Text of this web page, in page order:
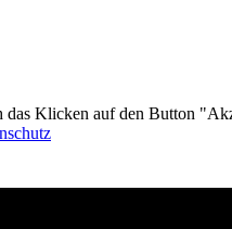
Klicken auf den Button